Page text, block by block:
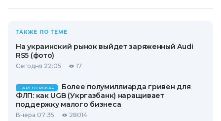
ТАКЖЕ ПО ТЕМЕ
На украинский рынок выйдет заряженный Audi
RS5 (фото)
Сегодня 22:05 17
ПАРТНЕРСКАЯ
Более полумиллиарда гривен для
ФЛП: как UGB (Укргазбанк) наращивает
поддержку малого бизнеса
Вчера 07:35 28014